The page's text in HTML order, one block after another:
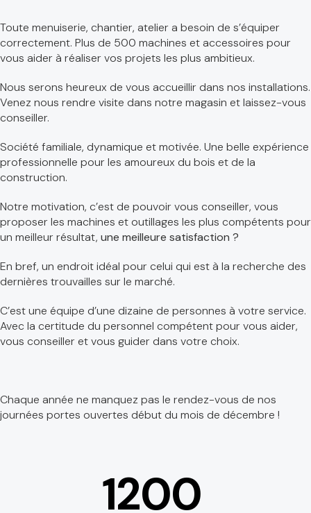
Toute menuiserie, chantier, atelier a besoin de s’équiper
correctement. Plus de 500 machines et accessoires pour
vous aider à réaliser vos projets les plus ambitieux.
Nous serons heureux de vous accueillir dans nos installations.
Venez nous rendre visite dans notre magasin et laissez-vous
conseiller.
Société familiale, dynamique et motivée. Une belle expérience
professionnelle pour les amoureux du bois et de la
construction.
Notre motivation, c’est de pouvoir vous conseiller, vous
proposer les machines et outillages les plus compétents pour
un meilleur résultat, une meilleure satisfaction ?
En bref, un endroit idéal pour celui qui est à la recherche des
dernières trouvailles sur le marché.
C’est une équipe d’une dizaine de personnes à votre service.
Avec la certitude du personnel compétent pour vous aider,
vous conseiller et vous guider dans votre choix.
Chaque année ne manquez pas le rendez-vous de nos
journées portes ouvertes début du mois de décembre !
1200